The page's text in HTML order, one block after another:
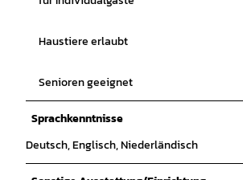
Haustiere erlaubt
Senioren geeignet
Sprachkenntnisse
Deutsch, Englisch, Niederländisch